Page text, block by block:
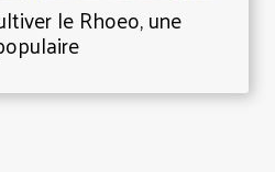
le Rhoeo, une